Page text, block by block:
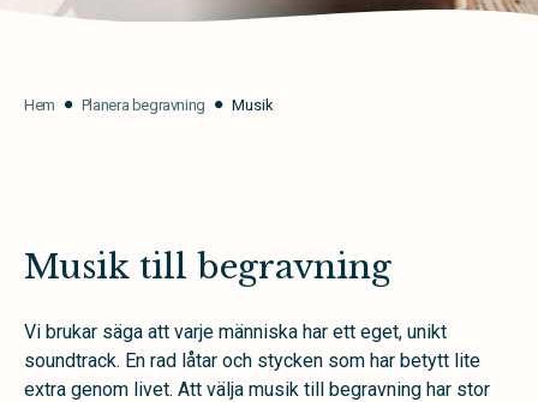
Hem Planera begravning Musik
Musik till begravning
Vi brukar säga att varje människa har ett eget, unikt
soundtrack. En rad låtar och stycken som har betytt lite
extra genom livet. Att välja musik till begravning har stor